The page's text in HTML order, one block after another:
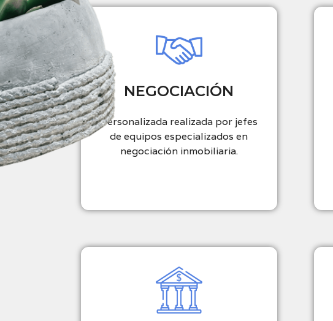
NEGOCIACIÓN
Personalizada realizada por jefes
de equipos especializados en
negociación inmobiliaria.